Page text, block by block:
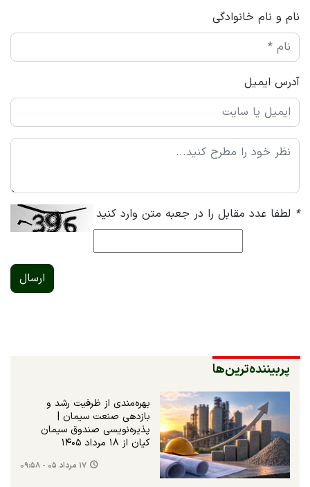
نام و نام خانوادگی
آدرس ایمیل
* لطفا عدد مقابل را در جعبه متن وارد کنید
ارسال
پربیننده‌ترین‌ها
بهره‌مندی از ظرفیت رشد و
بازدهی صنعت سیمان |
پذیره‌نویسی صندوق سیمان
کیان از ۱۸ مرداد ۱۴۰۵
۱۷ مرداد ۰۵ - ۰۹:۵۸